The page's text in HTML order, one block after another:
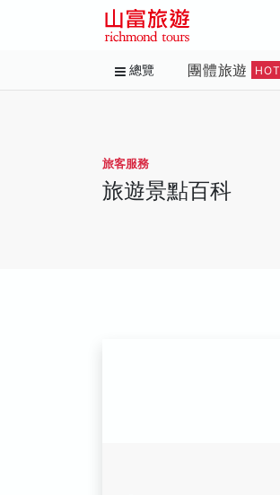
總覽 團體旅遊 HOT
旅客服務
旅遊景點百科